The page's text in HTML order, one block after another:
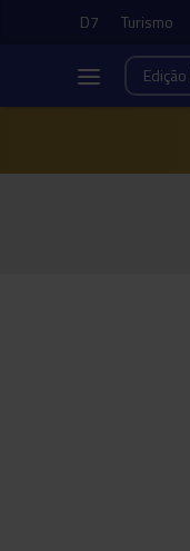
D7 Turismo
Edição